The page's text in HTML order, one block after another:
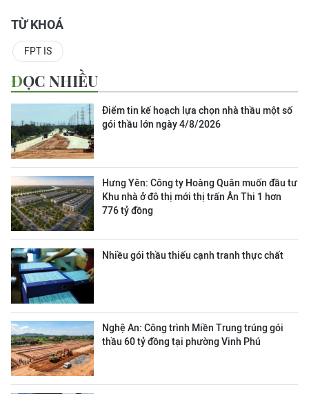
TỪ KHOÁ
FPT IS
ĐỌC NHIỀU
Điểm tin kế hoạch lựa chọn nhà thầu một số
gói thầu lớn ngày 4/8/2026
Hưng Yên: Công ty Hoàng Quân muốn đầu tư
Khu nhà ở đô thị mới thị trấn Ân Thi 1 hơn
776 tỷ đồng
Nhiều gói thầu thiếu cạnh tranh thực chất
Nghệ An: Công trình Miền Trung trúng gói
thầu 60 tỷ đồng tại phường Vinh Phú